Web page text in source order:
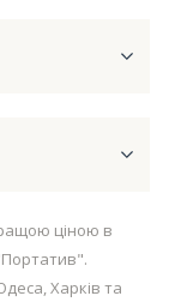
ціною в
Харків та